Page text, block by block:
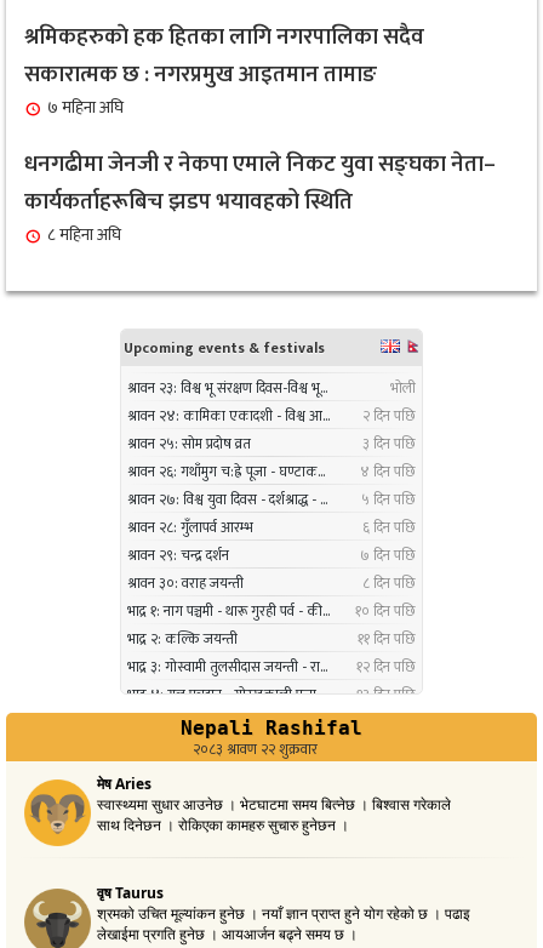
८
सबै क्षेत्र, वर्ग र लिंगकाे आवश्यकताकाे आधारमा बजेट
विनियाेजन गर्ने : नगरप्रमुख आइतमान तामाङ
१ महिना अघि
९
सर्लाहीका बिमल साहलाई भारतको मुम्बईमा ‘हार्मोनियम
ट्युनिङ विशेषज्ञ’ पदकबाट सम्मानित
३ महिना अघि
१०
नगरप्रमुख तामाङको अध्यक्षतामा जलवायु उत्थानशील
कार्यढाँचा सम्बन्धी एकदिने क्षमता अभिवृद्धि कार्यक्रम
सम्पन्न
श्रमिकहरुकाे हक हितका लागि नगरपालिका सदैव
सकारात्मक छ : नगरप्रमुख आइतमान तामाङ
७ महिना अघि
धनगढीमा जेनजी र नेकपा एमाले निकट युवा सङ्घका नेता–
कार्यकर्ताहरूबिच झडप भयावहको स्थिति
८ महिना अघि